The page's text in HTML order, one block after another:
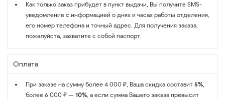
Как только заказ прибудет в пункт выдачи, Вы получите SMS-
уведомление с информацией о днях и часах работы отделения,
его номер телефона и точный адрес. Для получения заказа,
пожалуйста, захватите с собой паспорт.
Оплата
При заказе на сумму более 4 000 ₽, Ваша скидка составит 5%,
более 6 000 ₽ — 10%, а если сумма Вашего заказа превысит